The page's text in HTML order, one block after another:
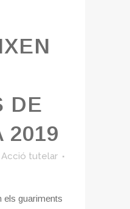
DE
2019
Acció tutelar
els guariments